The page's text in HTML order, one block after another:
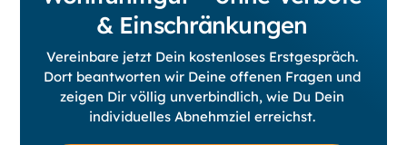
& Einschränkungen
Vereinbare jetzt Dein kostenloses Erstgespräch.
Dort beantworten wir Deine offenen Fragen und
zeigen Dir völlig unverbindlich, wie Du Dein
individuelles Abnehmziel erreichst.